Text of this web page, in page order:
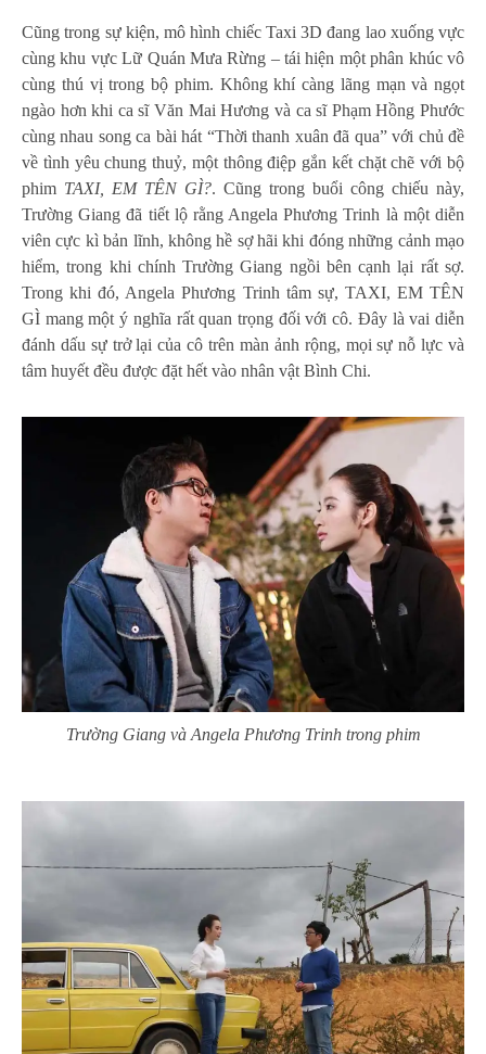
Cũng trong sự kiện, mô hình chiếc Taxi 3D đang lao xuống vực
cùng khu vực Lữ Quán Mưa Rừng – tái hiện một phân khúc vô
cùng thú vị trong bộ phim. Không khí càng lãng mạn và ngọt
ngào hơn khi ca sĩ Văn Mai Hương và ca sĩ Phạm Hồng Phước
cùng nhau song ca bài hát “Thời thanh xuân đã qua” với chủ đề
về tình yêu chung thuỷ, một thông điệp gắn kết chặt chẽ với bộ
phim TAXI, EM TÊN GÌ?. Cũng trong buổi công chiếu này,
Trường Giang đã tiết lộ rằng Angela Phương Trinh là một diễn
viên cực kì bản lĩnh, không hề sợ hãi khi đóng những cảnh mạo
hiểm, trong khi chính Trường Giang ngồi bên cạnh lại rất sợ.
Trong khi đó, Angela Phương Trinh tâm sự, TAXI, EM TÊN
GÌ mang một ý nghĩa rất quan trọng đối với cô. Đây là vai diễn
đánh dấu sự trở lại của cô trên màn ảnh rộng, mọi sự nỗ lực và
tâm huyết đều được đặt hết vào nhân vật Bình Chi.
Trường Giang và Angela Phương Trinh trong phim